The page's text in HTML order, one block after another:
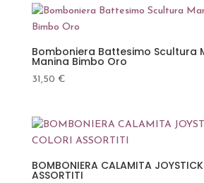
Bomboniera Battesimo Scultura
Manina Bimbo Oro
31,50 €
BOMBONIERA CALAMITA
ASSORTITI